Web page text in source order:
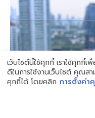
เว็บไซต์นี้ใช้คุกกี้ เราใช้คุกกี้
ดีในการใช้งานเว็บไซต์ คุณส
คุกกี้ได้ โดยคลิก การตั้งค่า